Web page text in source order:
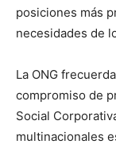
posiciones más
necesidades de
La ONG
compromiso de
Social
multinacionales